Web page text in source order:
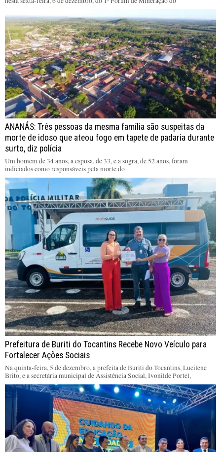
ANANÁS: Três pessoas da mesma família são suspeitas da
morte de idoso que ateou fogo em tapete de padaria durante
surto, diz polícia
Um homem de 34 anos, a esposa, de 33, e a sogra, de 52 anos, foram
indiciados como responsáveis pela morte do
Prefeitura de Buriti do Tocantins Recebe Novo Veículo para
Fortalecer Ações Sociais
Na quinta-feira, 5 de dezembro, a prefeita de Buriti do Tocantins, Lucilene
Brito, e a secretária municipal de Assistência Social, Ivonilde Portel,